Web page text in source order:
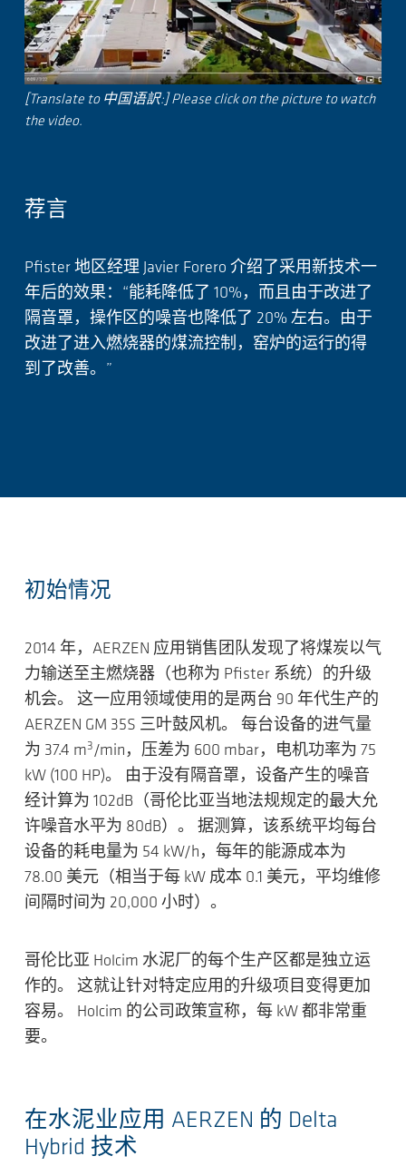
[Translate to 中国语訳:] Please click on the picture to watch
the video.
荐言
Pfister 地区经理 Javier Forero 介绍了采用新技术一
年后的效果：“能耗降低了 10%，而且由于改进了
隔音罩，操作区的噪音也降低了 20% 左右。由于
改进了进入燃烧器的煤流控制，窑炉的运行的得
到了改善。”
初始情况
2014 年，AERZEN 应用销售团队发现了将煤炭以气
力输送至主燃烧器（也称为 Pfister 系统）的升级
机会。 这一应用领域使用的是两台 90 年代生产的
AERZEN GM 35S 三叶鼓风机。 每台设备的进气量
为 37.4 m3/min，压差为 600 mbar，电机功率为 75
kW (100 HP)。 由于没有隔音罩，设备产生的噪音
经计算为 102dB（哥伦比亚当地法规规定的最大允
许噪音水平为 80dB）。 据测算，该系统平均每台
设备的耗电量为 54 kW/h，每年的能源成本为
78.00 美元（相当于每 kW 成本 0.1 美元，平均维修
间隔时间为 20,000 小时）。
哥伦比亚 Holcim 水泥厂的每个生产区都是独立运
作的。 这就让针对特定应用的升级项目变得更加
容易。 Holcim 的公司政策宣称，每 kW 都非常重
要。
在水泥业应用 AERZEN 的 Delta
Hybrid 技术